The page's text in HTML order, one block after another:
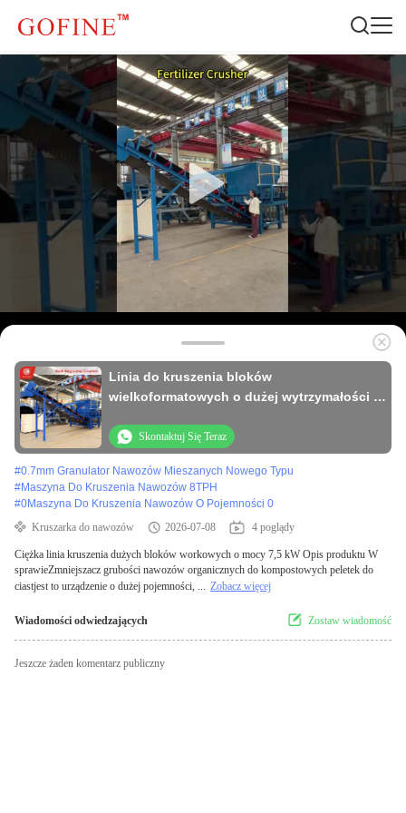
Linia do kruszenia bloków
wielkoformatowych o dużej wytrzymałości i
Skontaktuj Się Teraz
#0.7mm Granulator Nawozów Mieszanych Nowego Typu
#Maszyna Do Kruszenia Nawozów 8TPH
#0Maszyna Do Kruszenia Nawozów O Pojemności 0
Kruszarka do nawozów
2026-07-08 4 poglądy
Ciężka linia kruszenia dużych bloków workowych o mocy 7,5 kW Opis produktu W
sprawieZmniejszacz grubości nawozów organicznych do kompostowych peletek do
ciastjest to urządzenie o dużej pojemności, ... Zobacz więcej
Wiadomości odwiedzających Zostaw wiadomość
Jeszcze żaden komentarz publiczny